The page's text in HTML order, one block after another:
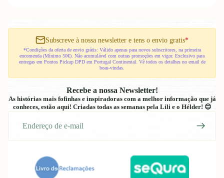
Subscreve à nossa newsletter e tens o envio gratis*
*Condições da oferta de envio grátis: Válido apenas para novos subscritores, na primeira
encomenda (Mínimo 50€). Não acumulável com outras promoções em vigor. Exclusivo para
entregas em Pontos Pickup DPD em Portugal Continental. Vê todos os detalhes no email de
boas-vindas.
Recebe a nossa Newsletter!
As histórias mais fofinhas e inspiradoras com a melhor informação que já
conheces, estão aqui! Criadas todas as semanas pela Lili e o Hélder! 😊